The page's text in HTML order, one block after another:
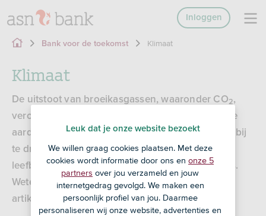
Inloggen
Bank voor de toekomst Klimaat
Klimaat
De uitstoot van broeikasgassen, waaronder CO2,
veroorzaakt de huidige, snelle opwarming van de
aarde. Wij vinden het belangrijk er maximaal aan bij
te dragen dat die uitstoot vermindert – voor een
leefbare wereld voor ons en volgende generaties.
Weten hoe we dat doen? Je leest het in deze
artikelen.
Leuk dat je onze website bezoekt
We willen graag cookies plaatsen. Met deze
cookies wordt informatie door ons en onze 5
partners over jou verzameld en jouw
internetgedrag gevolgd. We maken een
persoonlijk profiel van jou. Daarmee
personaliseren wij onze website, advertenties en